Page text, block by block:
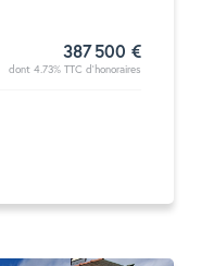
387 500 €
dont 4.73% TTC d'honoraires